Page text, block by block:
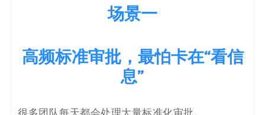
皮
书
场景一
高频标准审批，最怕卡在“看信
息”